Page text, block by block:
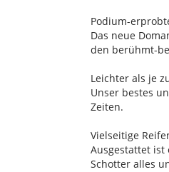
Podium-
Das neue
den berühmt-
Leichter als je
Unser bestes
Zeiten.
Vielseitige
Ausgestattet
Schotter alles